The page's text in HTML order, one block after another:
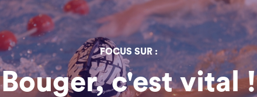
FOCUS SUR :
Bouger, c'est vital !